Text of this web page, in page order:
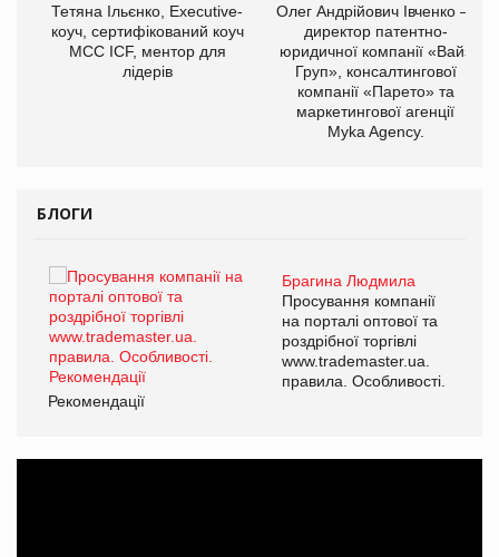
Тетяна Ільєнко, Executive-
коуч, сертифікований коуч
МСС ICF, ментор для
лідерів
Олег Андрійович Івченко —
директор патентно-
юридичної компанії «Вайз
Груп», консалтингової
компанії «Парето» та
маркетингової агенції
Myka Agency.
БЛОГИ
Брагина Людмила
Просування компанії
на порталі оптової та
роздрібної торгівлі
www.trademaster.ua.
правила. Особливості.
Рекомендації